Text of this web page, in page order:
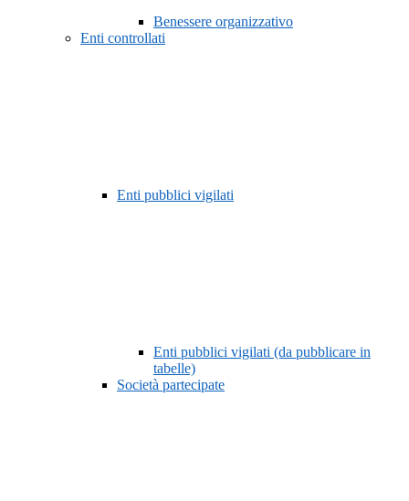
Benessere organizzativo
Enti controllati
Enti pubblici vigilati
Enti pubblici vigilati (da pubblicare in
tabelle)
Società partecipate